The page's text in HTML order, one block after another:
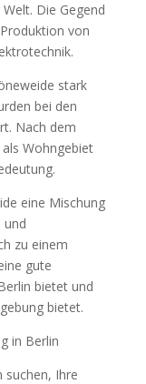
Die Gegend
von
stark
bei den
Nach dem
Wohngebiet
eine Mischung
und
zu einem
gute
bietet und
bietet.
in Berlin
suchen, Ihre